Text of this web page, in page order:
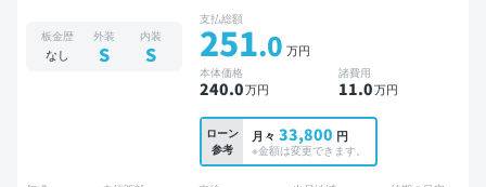
板金歴
なし
外装
S
内装
S
支払総額
251.0 万円
本体価格
240.0万円
諸費用
11.0万円
ローン
参考
月々 33,800 円
※金額は変更できます。